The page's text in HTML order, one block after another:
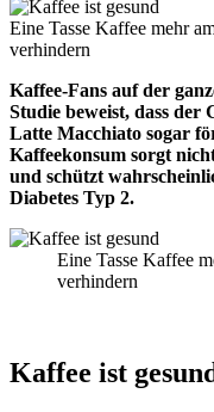
Eine Tasse Kaffee mehr
verhindern
Kaffee-Fans auf der
Studie beweist, dass der
Latte Macchiato sogar
Kaffeekonsum sorgt
und schützt
Diabetes Typ 2.
Eine Tasse Kaffee
verhindern
Kaffee ist